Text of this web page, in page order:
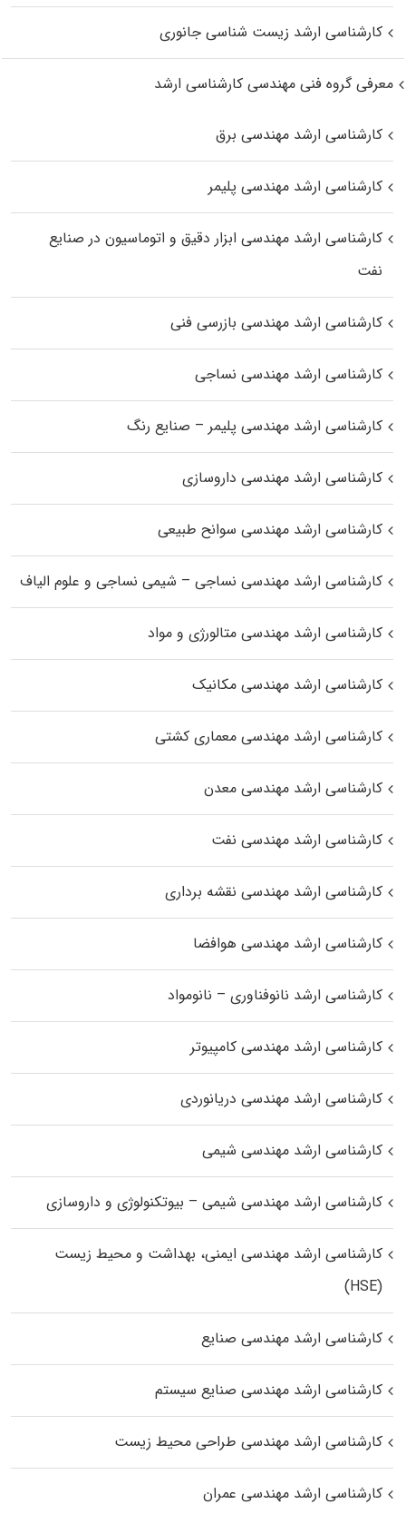
کارشناسی ارشد زیست‌ شناسی جانوری
معرفی گروه فنی مهندسی کارشناسی ارشد
کارشناسی ارشد مهندسی برق
کارشناسی ارشد مهندسی پلیمر
کارشناسی ارشد مهندسی ابزار دقیق و اتوماسیون در صنایع
نفت
کارشناسی ارشد مهندسی بازرسی فنی
کارشناسی ارشد مهندسی نساجی
کارشناسی ارشد مهندسی پلیمر – صنایع رنگ
کارشناسی ارشد مهندسی داروسازی
کارشناسی ارشد مهندسی سوانح طبیعی
کارشناسی ارشد مهندسی نساجی – شیمی نساجی و علوم الیاف
کارشناسی ارشد مهندسی متالورژی و مواد
کارشناسی ارشد مهندسی مکانیک
کارشناسی ارشد مهندسی معماری کشتی
کارشناسی ارشد مهندسی معدن
کارشناسی ارشد مهندسی نفت
کارشناسی ارشد مهندسی نقشه برداری
کارشناسی ارشد مهندسی هوافضا
کارشناسی ارشد نانوفناوری – نانومواد
کارشناسی ارشد مهندسی کامپیوتر
کارشناسی ارشد مهندسی دریانوردی
کارشناسی ارشد مهندسی شیمی
کارشناسی ارشد مهندسی شیمی – بیوتکنولوژی و داروسازی
کارشناسی ارشد مهندسی ایمنی، بهداشت و محیط زیست
(HSE)
کارشناسی ارشد مهندسی صنایع
کارشناسی ارشد مهندسی صنایع سیستم
کارشناسی ارشد مهندسی طراحی محیط زیست
کارشناسی ارشد مهندسی عمران